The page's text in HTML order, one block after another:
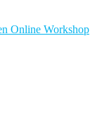
Online Workshop